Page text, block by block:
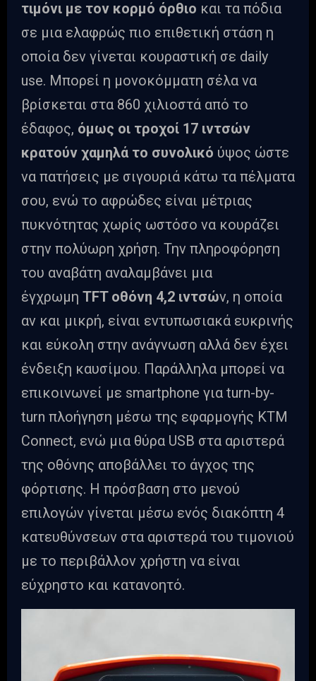
τιμόνι με τον κορμό όρθιο και τα πόδια
σε μια ελαφρώς πιο επιθετική στάση η
οποία δεν γίνεται κουραστική σε daily
use. Μπορεί η μονοκόμματη σέλα να
βρίσκεται στα 860 χιλιοστά από το
έδαφος, όμως οι τροχοί 17 ιντσών
κρατούν χαμηλά το συνολικό ύψος ώστε
να πατήσεις με σιγουριά κάτω τα πέλματα
σου, ενώ το αφρώδες είναι μέτριας
πυκνότητας χωρίς ωστόσο να κουράζει
στην πολύωρη χρήση. Την πληροφόρηση
του αναβάτη αναλαμβάνει μια
έγχρωμη TFT οθόνη 4,2 ιντσών, η οποία
αν και μικρή, είναι εντυπωσιακά ευκρινής
και εύκολη στην ανάγνωση αλλά δεν έχει
ένδειξη καυσίμου. Παράλληλα μπορεί να
επικοινωνεί με smartphone για turn-by-
turn πλοήγηση μέσω της εφαρμογής KTM
Connect, ενώ μια θύρα USB στα αριστερά
της οθόνης αποβάλλει το άγχος της
φόρτισης. Η πρόσβαση στο μενού
επιλογών γίνεται μέσω ενός διακόπτη 4
κατευθύνσεων στα αριστερά του τιμονιού
με το περιβάλλον χρήστη να είναι
εύχρηστο και κατανοητό.